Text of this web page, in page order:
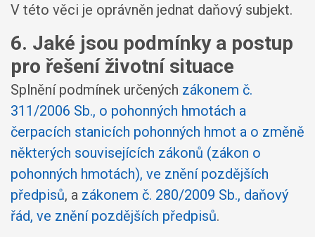
V této věci je oprávněn jednat daňový subjekt.
6. Jaké jsou podmínky a postup
pro řešení životní situace
Splnění podmínek určených zákonem č.
311/2006 Sb., o pohonných hmotách a
čerpacích stanicích pohonných hmot a o změně
některých souvisejících zákonů (zákon o
pohonných hmotách), ve znění pozdějších
předpisů, a zákonem č. 280/2009 Sb., daňový
řád, ve znění pozdějších předpisů.